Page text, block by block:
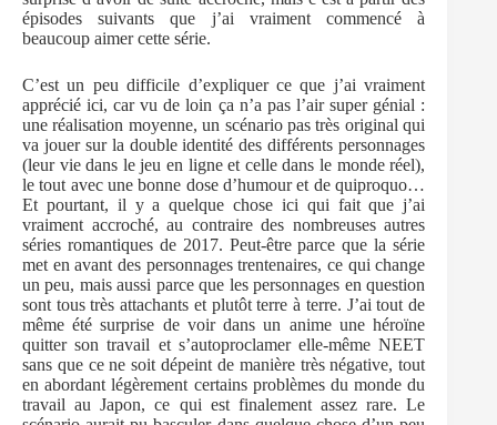
épisodes suivants que j’ai vraiment commencé à
beaucoup aimer cette série.
C’est un peu difficile d’expliquer ce que j’ai vraiment
apprécié ici, car vu de loin ça n’a pas l’air super génial :
une réalisation moyenne, un scénario pas très original qui
va jouer sur la double identité des différents personnages
(leur vie dans le jeu en ligne et celle dans le monde réel),
le tout avec une bonne dose d’humour et de quiproquo…
Et pourtant, il y a quelque chose ici qui fait que j’ai
vraiment accroché, au contraire des nombreuses autres
séries romantiques de 2017. Peut-être parce que la série
met en avant des personnages trentenaires, ce qui change
un peu, mais aussi parce que les personnages en question
sont tous très attachants et plutôt terre à terre. J’ai tout de
même été surprise de voir dans un anime une héroïne
quitter son travail et s’autoproclamer elle-même NEET
sans que ce ne soit dépeint de manière très négative, tout
en abordant légèrement certains problèmes du monde du
travail au Japon, ce qui est finalement assez rare. Le